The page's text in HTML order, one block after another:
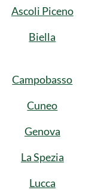
Ascoli Piceno
Biella
Campobasso
Cuneo
Genova
La Spezia
Lucca